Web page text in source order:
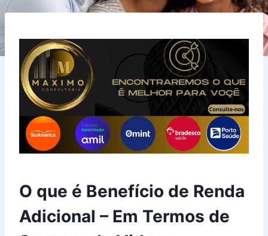
O que é Benefício de Renda
Adicional – Em Termos de